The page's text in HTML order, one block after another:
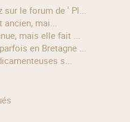
le forum de ' Pl...
mai...
mais elle fait ...
en Bretagne ...
s...